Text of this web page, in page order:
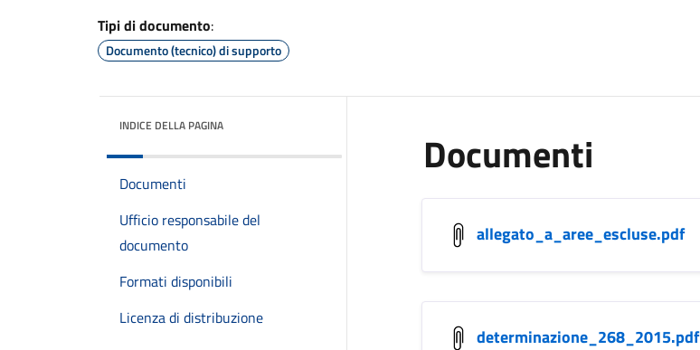
Tipi di documento:
Documento (tecnico) di supporto
INDICE DELLA PAGINA
Documenti
Ufficio responsabile del
documento
Formati disponibili
Licenza di distribuzione
Documenti
allegato_a_aree_escluse.pdf
determinazione_268_2015.pdf